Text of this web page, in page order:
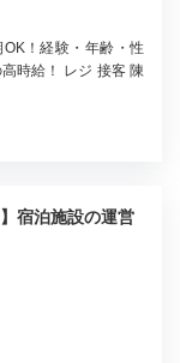
験・年齢・性
時給！ レジ 接客 陳
宿泊施設の運営